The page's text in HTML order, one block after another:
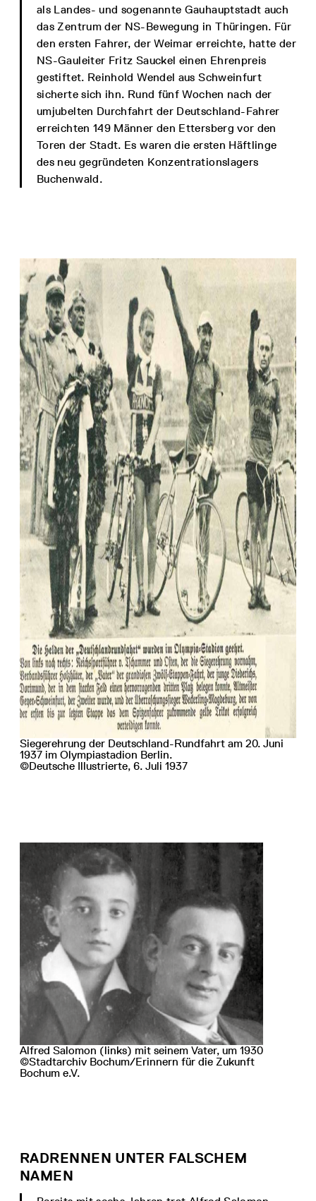
als Landes- und sogenannte Gauhauptstadt auch
das Zentrum der NS-Bewegung in Thüringen. Für
den ersten Fahrer, der Weimar erreichte, hatte der
NS-Gauleiter Fritz Sauckel einen Ehrenpreis
gestiftet. Reinhold Wendel aus Schweinfurt
sicherte sich ihn. Rund fünf Wochen nach der
umjubelten Durchfahrt der Deutschland-Fahrer
erreichten 149 Männer den Ettersberg vor den
Toren der Stadt. Es waren die ersten Häftlinge
des neu gegründeten Konzentrationslagers
Buchenwald.
Siegerehrung der Deutschland-Rundfahrt am 20. Juni
1937 im Olympiastadion Berlin.
©Deutsche Illustrierte, 6. Juli 1937
Alfred Salomon (links) mit seinem Vater, um 1930
©Stadtarchiv Bochum/Erinnern für die Zukunft
Bochum e.V.
RADRENNEN UNTER FALSCHEM
NAMEN